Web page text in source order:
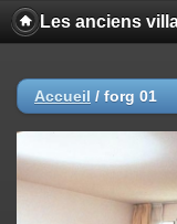
Les anciens
Accueil / forg 01